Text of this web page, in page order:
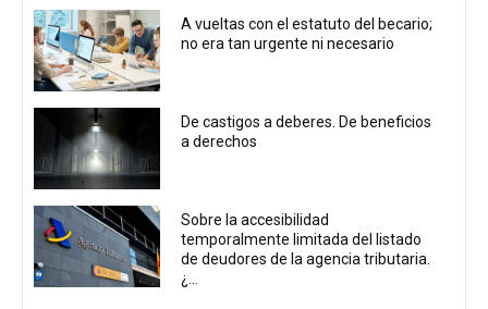
A vueltas con el estatuto del becario;
no era tan urgente ni necesario
De castigos a deberes. De beneficios
a derechos
Sobre la accesibilidad
temporalmente limitada del listado
de deudores de la agencia tributaria.
¿...